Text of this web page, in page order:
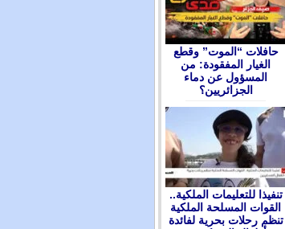
حافلات “الموت” وقطع
الغيار المفقودة: من
المسؤول عن دماء
الجزائريين؟
تنفيذا للتعليمات الملكية..
القوات المسلحة الملكية
تنظم رحلات بحرية لفائدة